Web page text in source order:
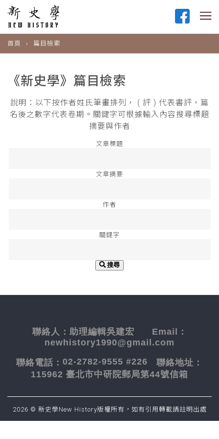
首頁 篇目檢索
《新史學》篇目檢索
說明：以下按作者姓氏筆畫排列， ( 評 ) 代表書評，篇
名後之數字代表卷期。關鍵字可根據輸入內容搜尋標題
摘要與作者
文章標題
文章摘要
作者
關鍵字
搜尋
聯絡人： 助理編輯吳建宏 Email：
newhistory1990@gmail.com
聯絡電話： 02-2782-9555 #226 聯絡地址：
115962 臺北市中研院郵局第44號信箱
2026 © 新史學New History版權所有，如有引用轉載請註明出處